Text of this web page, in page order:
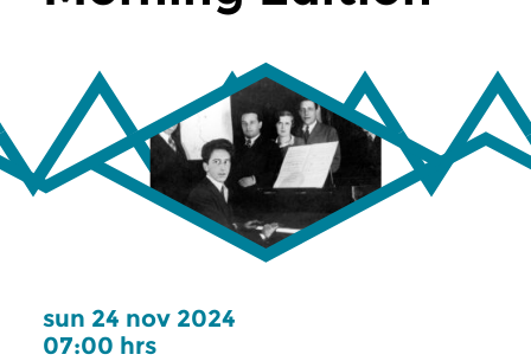
sun 24 nov 2024
07:00 hrs